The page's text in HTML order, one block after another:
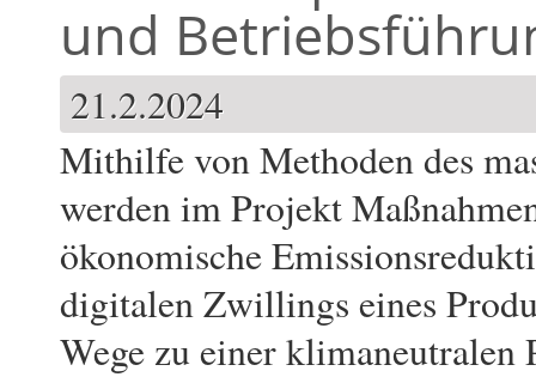
und
21.2.2024
Mithilfe von Methoden des
werden im Projekt
ökonomische
digitalen Zwillings eines
Wege zu einer